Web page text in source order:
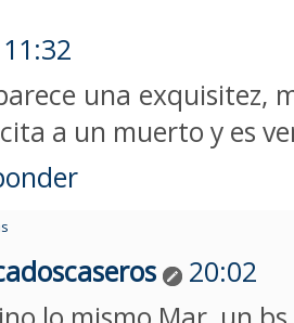
11:32
una exquisitez,
a un muerto y es
20:02